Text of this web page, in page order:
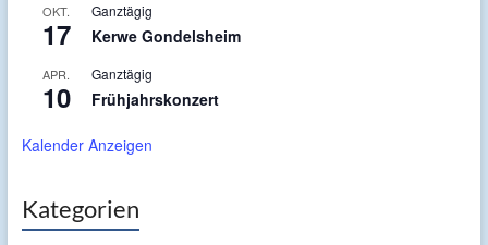
OKT.
17
Ganztägig
Kerwe Gondelsheim
APR.
10
Ganztägig
Frühjahrskonzert
Kalender Anzeigen
Kategorien